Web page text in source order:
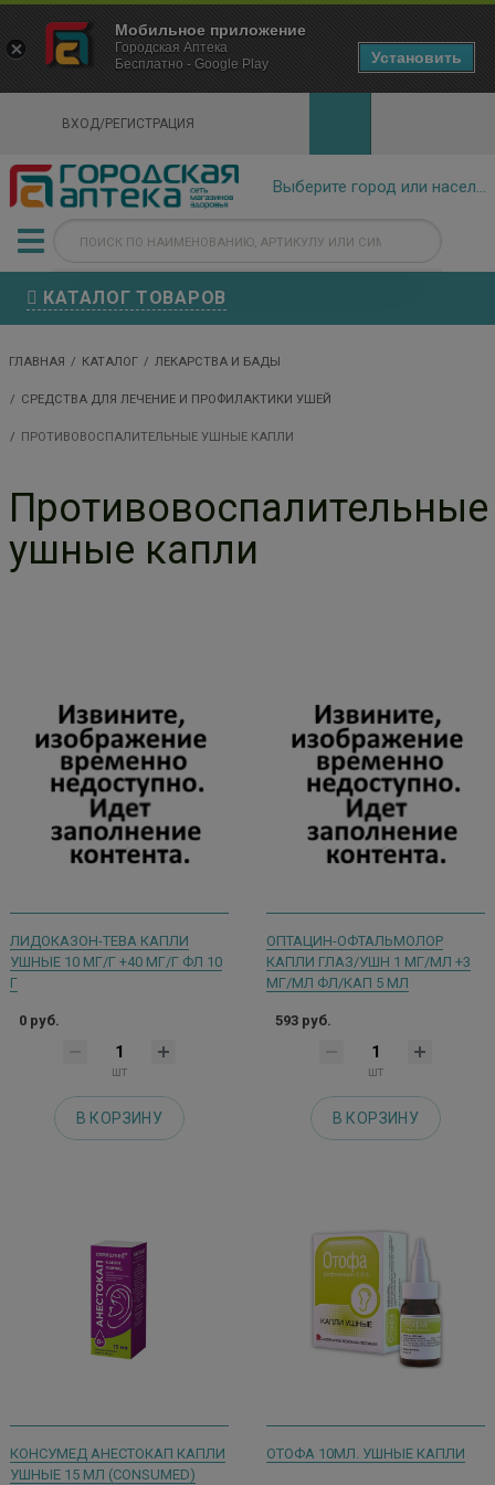
ВХОД/РЕГИСТРАЦИЯ
КАТАЛОГ ТОВАРОВ
ГЛАВНАЯ КАТАЛОГ ЛЕКАРСТВА И БАДЫ
СРЕДСТВА ДЛЯ ЛЕЧЕНИЕ И ПРОФИЛАКТИКИ УШЕЙ
ПРОТИВОВОСПАЛИТЕЛЬНЫЕ УШНЫЕ КАПЛИ
Противовоспалительные
ушные капли
ЛИДОКАЗОН-ТЕВА КАПЛИ
УШНЫЕ 10 МГ/Г +40 МГ/Г ФЛ 10
Г
0 руб.
шт
В КОРЗИНУ
ОПТАЦИН-ОФТАЛЬМОЛОР
КАПЛИ ГЛАЗ/УШН 1 МГ/МЛ +3
МГ/МЛ ФЛ/КАП 5 МЛ
593 руб.
шт
В КОРЗИНУ
КОНСУМЕД АНЕСТОКАП КАПЛИ
УШНЫЕ 15 МЛ (CONSUMED)
ОТОФА 10МЛ. УШНЫЕ КАПЛИ
×
Городская Аптека Маркетплейс
- In Google Play
Мобильное приложение
Городская Аптека
Бесплатно - Google Play
Установить